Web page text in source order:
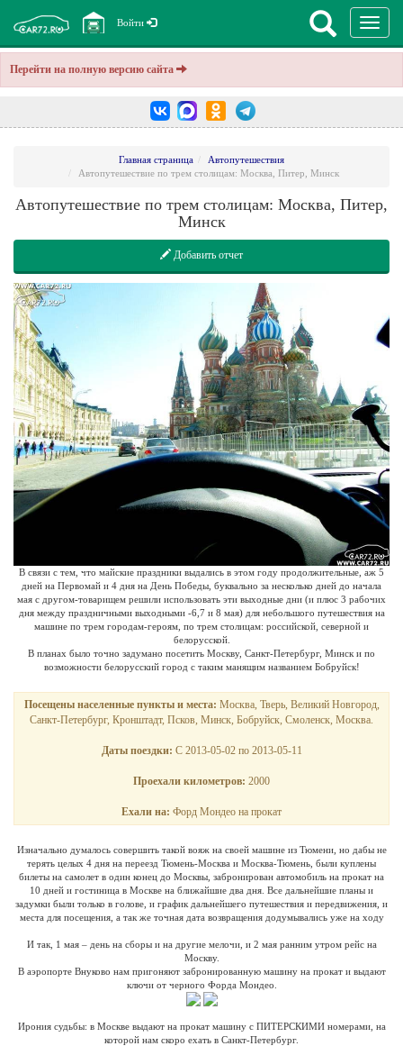
Перейти на полную версию сайта
Войти
Главная страница
Автопутешествия
Автопутешествие по трем столицам: Москва, Питер, Минск
Автопутешествие по трем столицам: Москва, Питер,
Минск
Добавить отчет
В связи с тем, что майские праздники выдались в этом году продолжительные, аж 5
дней на Первомай и 4 дня на День Победы, буквально за несколько дней до начала
мая с другом-товарищем решили использовать эти выходные дни (и плюс 3 рабочих
дня между праздничными выходными -6,7 и 8 мая) для небольшого путешествия на
машине по трем городам-героям, по трем столицам: российской, северной и
белорусской.
В планах было точно задумано посетить Москву, Санкт-Петербург, Минск и по
возможности белорусский город с таким манящим названием Бобруйск!
Посещены населенные пункты и места: Москва, Тверь, Великий Новгород,
Санкт-Петербург, Кронштадт, Псков, Минск, Бобруйск, Смоленск, Москва.
Даты поездки: С 2013-05-02 по 2013-05-11
Проехали километров: 2000
Ехали на: Форд Мондео на прокат
Изначально думалось совершить такой вояж на своей машине из Тюмени, но дабы не
терять целых 4 дня на переезд Тюмень-Москва и Москва-Тюмень, были куплены
билеты на самолет в один конец до Москвы, забронирован автомобиль на прокат на
10 дней и гостиница в Москве на ближайшие два дня. Все дальнейшие планы и
задумки были только в голове, и график дальнейшего путешествия и передвижения, и
места для посещения, а так же точная дата возвращения додумывались уже на ходу
И так, 1 мая – день на сборы и на другие мелочи, и 2 мая ранним утром рейс на
Москву.
В аэропорте Внуково нам пригоняют забронированную машину на прокат и выдают
ключи от черного Форда Мондео.
Ирония судьбы: в Москве выдают на прокат машину с ПИТЕРСКИМИ номерами, на
которой нам скоро ехать в Санкт-Петербург.